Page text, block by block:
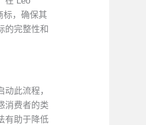
标，确保其
的完整性和
此流程，
消费者的类
有助于降低